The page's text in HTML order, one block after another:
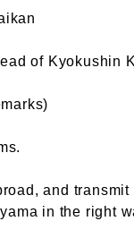
of Kyokushin
and transmit
in the right